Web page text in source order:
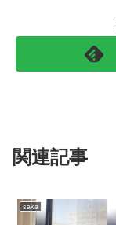
関連記事
saka